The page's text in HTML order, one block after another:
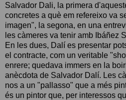
Salvador Dali, la primera
concretes a què em refereixo va
imagen", la segona, en una
les càmeres va tenir amb Ibáñez
En les dues, Dalí es presentar
el contracte, com un veritable
enrere; quedava immers en la
anècdota de Salvador Dalí. Les
nos a un "pallasso" que a més
és un pintor que, per interessos